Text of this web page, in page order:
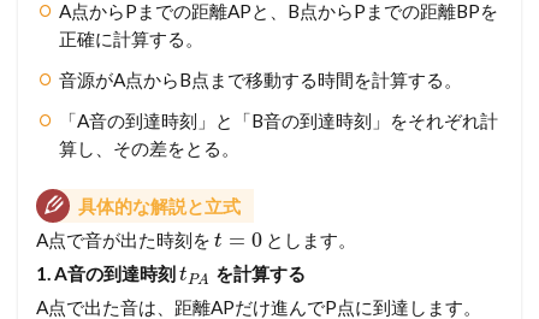
A点からPまでの距離APと、B点からPまでの距離BPを
正確に計算する。
音源がA点からB点まで移動する時間を計算する。
「A音の到達時刻」と「B音の到達時刻」をそれぞれ計
算し、その差をとる。
具体的な解説と立式
A点で音が出た時刻を t = 0 とします。
1. A音の到達時刻tPA を計算する
A点で出た音は、距離APだけ進んでP点に到達します。